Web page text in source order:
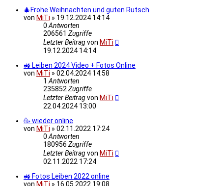
🎄Frohe Weihnachten und guten Rutsch
von MiTi » 19.12.2024 14:14
0Antworten
206561 Zugriffe
Letzter Beitragvon MiTi
19.12.2024 14:14
🚜 Leiben 2024 Video + Fotos Online
von MiTi » 02.04.2024 14:58
1Antworten
235852Zugriffe
Letzter Beitragvon MiTi
22.04.2024 13:00
🥳 wieder online
von MiTi » 02.11.2022 17:24
0Antworten
180956 Zugriffe
Letzter Beitragvon MiTi
02.11.2022 17:24
🚜 Fotos Leiben 2022 online
von MiTi » 16.05.2022 19:08